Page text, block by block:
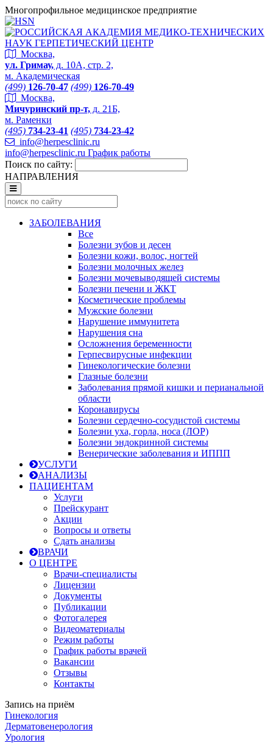
Многопрофильное медицинское предприятие
Москва,
ул. Гримау, д. 10А, стр. 2,
м. Академическая
(499) 126-70-47 (499) 126-70-49
Москва,
Мичуринский пр-т, д. 21Б,
м. Раменки
(495) 734-23-41 (495) 734-23-42
info@herpesclinic.ru
info@herpesclinic.ru График работы
Поиск по сайту:
НАПРАВЛЕНИЯ
ЗАБОЛЕВАНИЯ
Все
Болезни зубов и десен
Болезни кожи, волос, ногтей
Болезни молочных желез
Болезни мочевыводящей системы
Болезни печени и ЖКТ
Косметические проблемы
Мужские болезни
Нарушение иммунитета
Нарушения сна
Осложнения беременности
Герпесвирусные инфекции
Гинекологические болезни
Глазные болезни
Заболевания прямой кишки и перианальной
области
Коронавирусы
Болезни сердечно-сосудистой системы
Болезни уха, горла, носа (ЛОР)
Болезни эндокринной системы
Венерические заболевания и ИППП
УСЛУГИ
АНАЛИЗЫ
ПАЦИЕНТАМ
Услуги
Прейскурант
Акции
Вопросы и ответы
Сдать анализы
ВРАЧИ
О ЦЕНТРЕ
Врачи-специалисты
Лицензии
Документы
Публикации
Фотогалерея
Видеоматериалы
Режим работы
График работы врачей
Вакансии
Отзывы
Контакты
Запись на приём
Гинекология
Дерматовенерология
Урология